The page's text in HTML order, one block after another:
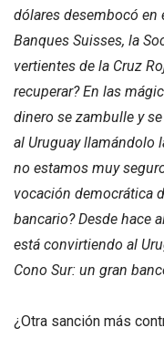
dólares desembocó en
Banques Suisses, la
vertientes de la Cruz
recuperar? En las
dinero se zambulle y
al Uruguay llamándolo
no estamos muy
vocación democrática
bancario? Desde hace
está convirtiendo al
Cono Sur: un gran
¿Otra sanción más